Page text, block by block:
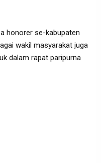
honorer se-kabupaten
wakil masyarakat juga
dalam rapat paripurna